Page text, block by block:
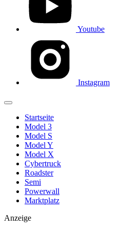
Youtube
Instagram
Startseite
Model 3
Model S
Model Y
Model X
Cybertruck
Roadster
Semi
Powerwall
Marktplatz
Anzeige